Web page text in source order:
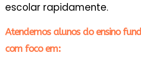
escolar rapidamente.
Atendemos alunos do ensino
com foco em: